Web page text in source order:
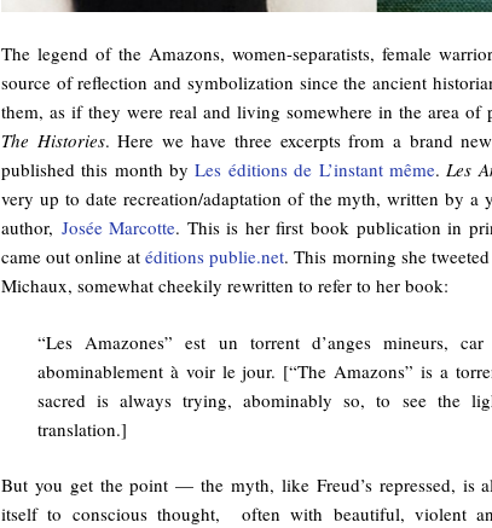
The legend of the Amazons, women-separatists, female
source of reflection and symbolization since the ancient
them, as if they were real and living somewhere in the area of
The Histories. Here we have three excerpts from a brand
published this month byLes éditions de L’instant même.Les
very up to date recreation/adaptation of the myth, written by a
author, Josée Marcotte. This is her first book publication in
came out online atéditions publie.net. This morning she
Michaux, somewhat cheekily rewritten to refer to her book:
“Les Amazones” est un torrent d’anges mineurs,
abominablement à voir le jour. [“The Amazons” is a
sacred is always trying, abominably so, to see the
translation.]
But you get the point — the myth, like Freud’s repressed, is
itself to conscious thought, often with beautiful, violent